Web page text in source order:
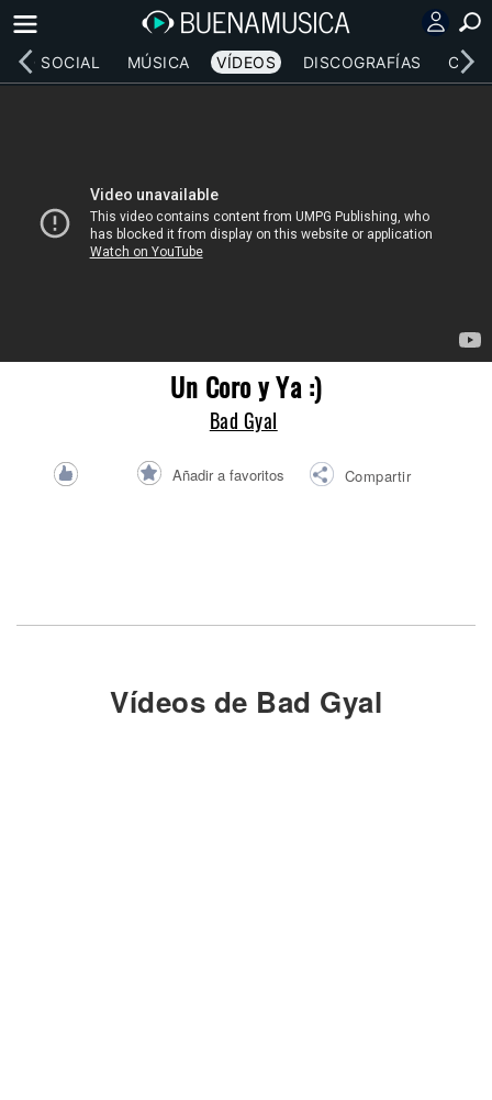
RED SOCIAL MÚSICA VÍDEOS DISCOGRAFÍAS
Un Coro y Ya :)
Bad Gyal
Añadir a favoritos Compartir
Vídeos de Bad Gyal